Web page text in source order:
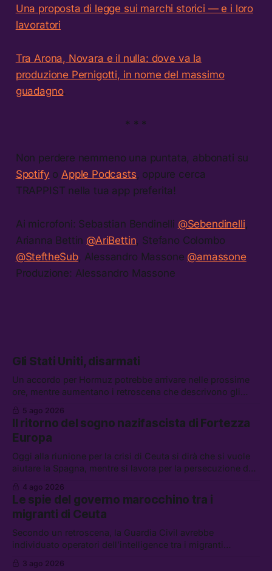
Una proposta di legge sui marchi storici — e i loro
lavoratori
Tra Arona, Novara e il nulla: dove va la
produzione Pernigotti, in nome del massimo
guadagno.
* * *
Non perdere nemmeno una puntata, abbonati su
Spotify o Apple Podcasts , oppure cerca
TRAPPIST nella tua app preferita!
Ai microfoni: Sebastian Bendinelli @Sebendinelli
Arianna Bettin @AriBettin , Stefano Colombo
@SteftheSub, Alessandro Massone @amassone
Produzione: Alessandro Massone
Gli Stati Uniti, disarmati
Un accordo per Hormuz potrebbe arrivare nelle prossime
ore, mentre aumentano i retroscena che descrivono gli
chi aspetta i dispersi di Ceuta, il boom dei carburanti
diluiti, e quanti attivisti anti data center sono stati arrestati
5 ago 2026
Il ritorno del sogno nazifascista di Fortezza
Europa
Oggi alla riunione per la crisi di Ceuta si dirà che si vuole
aiutare la Spagna, mentre si lavora per la persecuzione dei
spontanei a Gaza, un giovane di 19 anni è morto sotto il
sole per raccogliere pomodori, e cosa dice l’AI Act europeo
4 ago 2026
Le spie del governo marocchino tra i
migranti di Ceuta
Secondo un retroscena, la Guardia Civil avrebbe
individuato operatori dell’intelligence tra i migranti
hanno ucciso 19 persone a Gaza; le tensioni nel campo
3 ago 2026